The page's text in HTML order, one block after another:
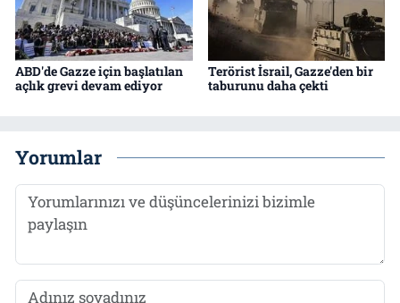
ABD'de Gazze için başlatılan
açlık grevi devam ediyor
Terörist İsrail, Gazze'den bir
taburunu daha çekti
Yorumlar